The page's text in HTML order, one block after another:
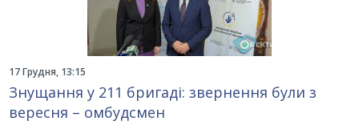
17 Грудня, 13:15
Знущання у 211 бригаді: звернення були з
вересня – омбудсмен